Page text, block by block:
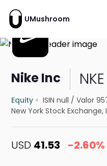
UMushroom
Nike Inc NKE
Equity ISIN null /Valor
New York Stock
USD 41.53 -2.60%